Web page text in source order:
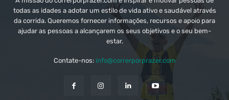
todas as idades a adotar um estilo de vida ativo e saudável através
da corrida. Queremos fornecer informações, recursos e apoio para
ajudar as pessoas a alcançarem os seus objetivos e o seu bem-
estar.
Contate-nos: info@correrporprazer.com